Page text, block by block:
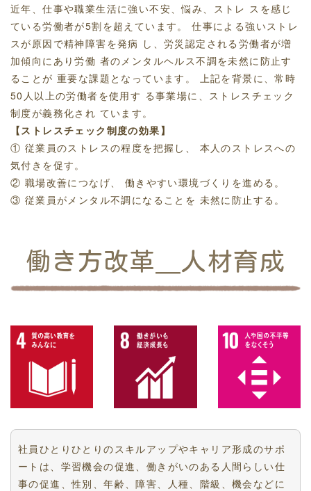
近年、仕事や職業生活に強い不安、悩み、ストレ スを感じ
ている労働者が5割を超えています。 仕事による強いストレ
スが原因で精神障害を発病 し、労災認定される労働者が増
加傾向にあり労働 者のメンタルヘルス不調を未然に防止す
ることが 重要な課題となっています。 上記を背景に、常時
50人以上の労働者を使用す る事業場に、ストレスチェック
制度が義務化され ています。
【ストレスチェック制度の効果】
① 従業員のストレスの程度を把握し、 本人のストレスへの
気付きを促す。
② 職場改善につなげ、 働きやすい環境づくりを進める。
③ 従業員がメンタル不調になることを 未然に防止する。
働き方改革＿人材育成
社員ひとりひとりのスキルアップやキャリア形成のサポ
ートは、学習機会の促進、働きがいのある人間らしい仕
事の促進、性別、年齢、障害、人種、階級、機会などに